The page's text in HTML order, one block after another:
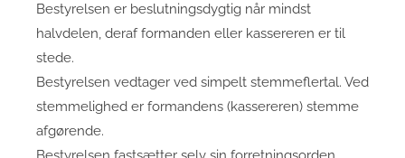
Bestyrelsen er beslutningsdygtig når mindst
halvdelen, deraf formanden eller kassereren er til
stede.
Bestyrelsen vedtager ved simpelt stemmeflertal. Ved
stemmelighed er formandens (kassereren) stemme
afgørende.